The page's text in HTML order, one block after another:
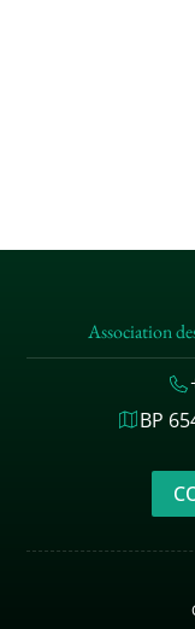
Association
BP